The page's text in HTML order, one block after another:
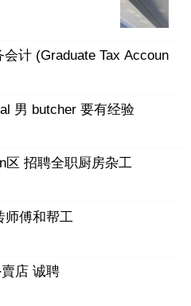
计 (Graduate Tax Accoun
男 butcher 要有经验
区 招聘全职厨房杂工
师傅和帮工
店 诚聘